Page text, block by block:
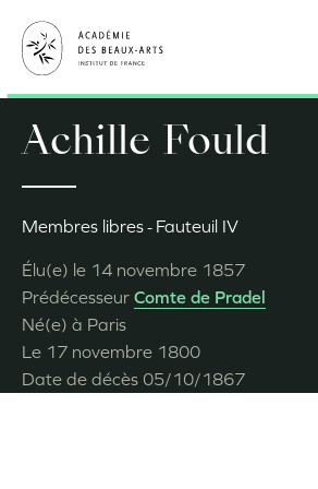
contenu
principal
Achille Fould
Membres libres Fauteuil IV
Élu(e) le 14 novembre 1857
Prédécesseur Comte de Pradel
Né(e) à Paris
Le 17 novembre 1800
Date de décès 05/10/1867